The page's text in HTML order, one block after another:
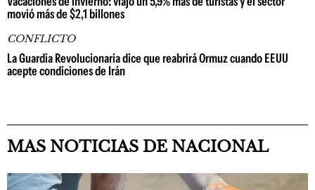
movió más de $2,1 billones
CONFLICTO
La Guardia Revolucionaria dice que reabrirá Ormuz cuando EEUU
acepte condiciones de Irán
MAS NOTICIAS DE NACIONAL